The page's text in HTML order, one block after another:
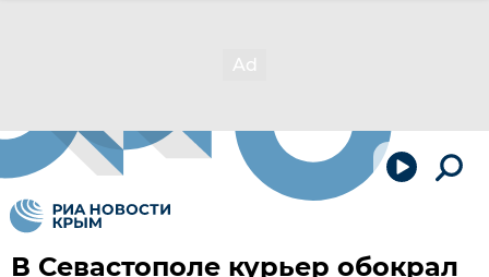
В Севастополе курьер обокрал